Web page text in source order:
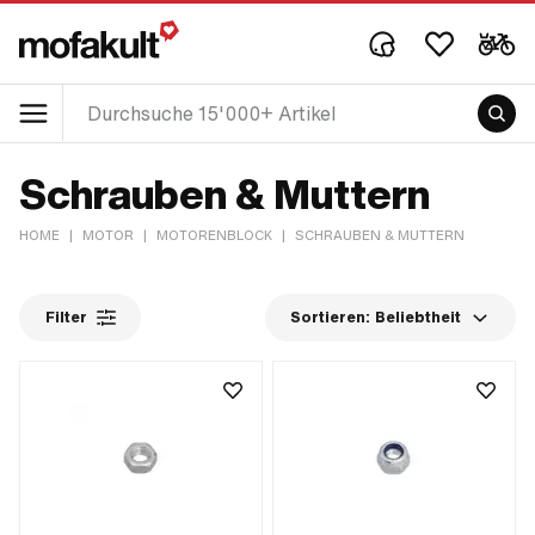
Schrauben & Muttern
HOME | MOTOR | MOTORENBLOCK | SCHRAUBEN & MUTTERN
Filter Sortieren: Beliebtheit